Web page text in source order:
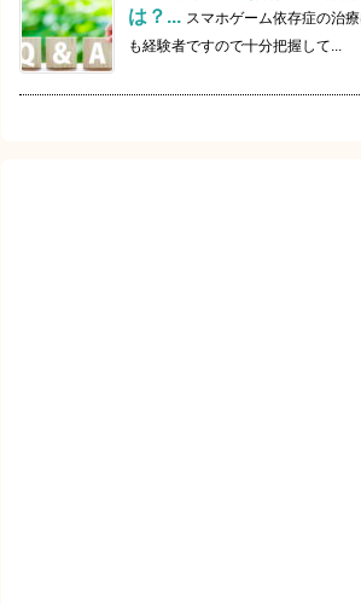
は？... スマホゲーム依存症の治
も経験者ですので十分把握して...